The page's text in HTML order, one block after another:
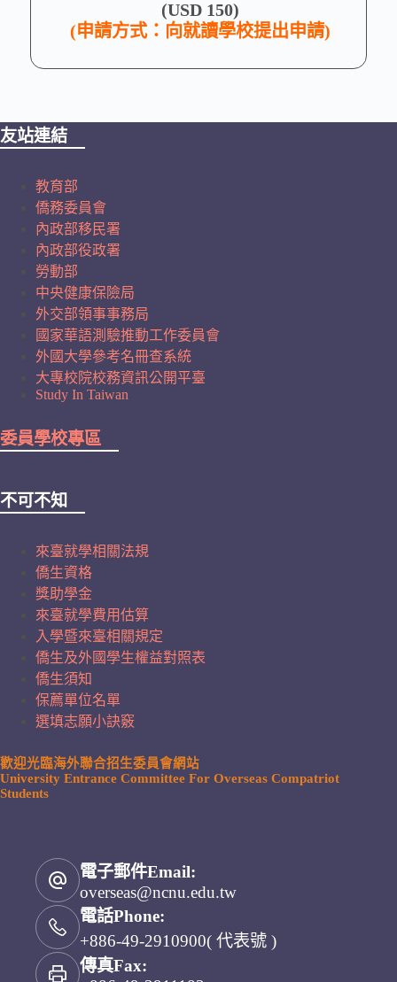
(USD 150)
(申請方式：向就讀學校提出申請)
友站連結
教育部
僑務委員會
內政部移民署
內政部役政署
勞動部
中央健康保險局
外交部領事事務局
國家華語測驗推動工作委員會
外國大學參考名冊查系統
大專校院校務資訊公開平臺
Study In Taiwan
委員學校專區
不可不知
來臺就學相關法規
僑生資格
獎助學金
來臺就學費用估算
入學暨來臺相關規定
僑生及外國學生權益對照表
僑生須知
保薦單位名單
選填志願小訣竅
歡迎光臨海外聯合招生委員會網站
University Entrance Committee For Overseas Compatriot
Students
電子郵件Email:
overseas@ncnu.edu.tw
電話Phone:
+886-49-2910900( 代表號 )
傳真Fax: